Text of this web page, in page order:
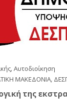
, Αυτοδιοίκηση
ΜΑΚΕΔΟΝΙΑ,
της